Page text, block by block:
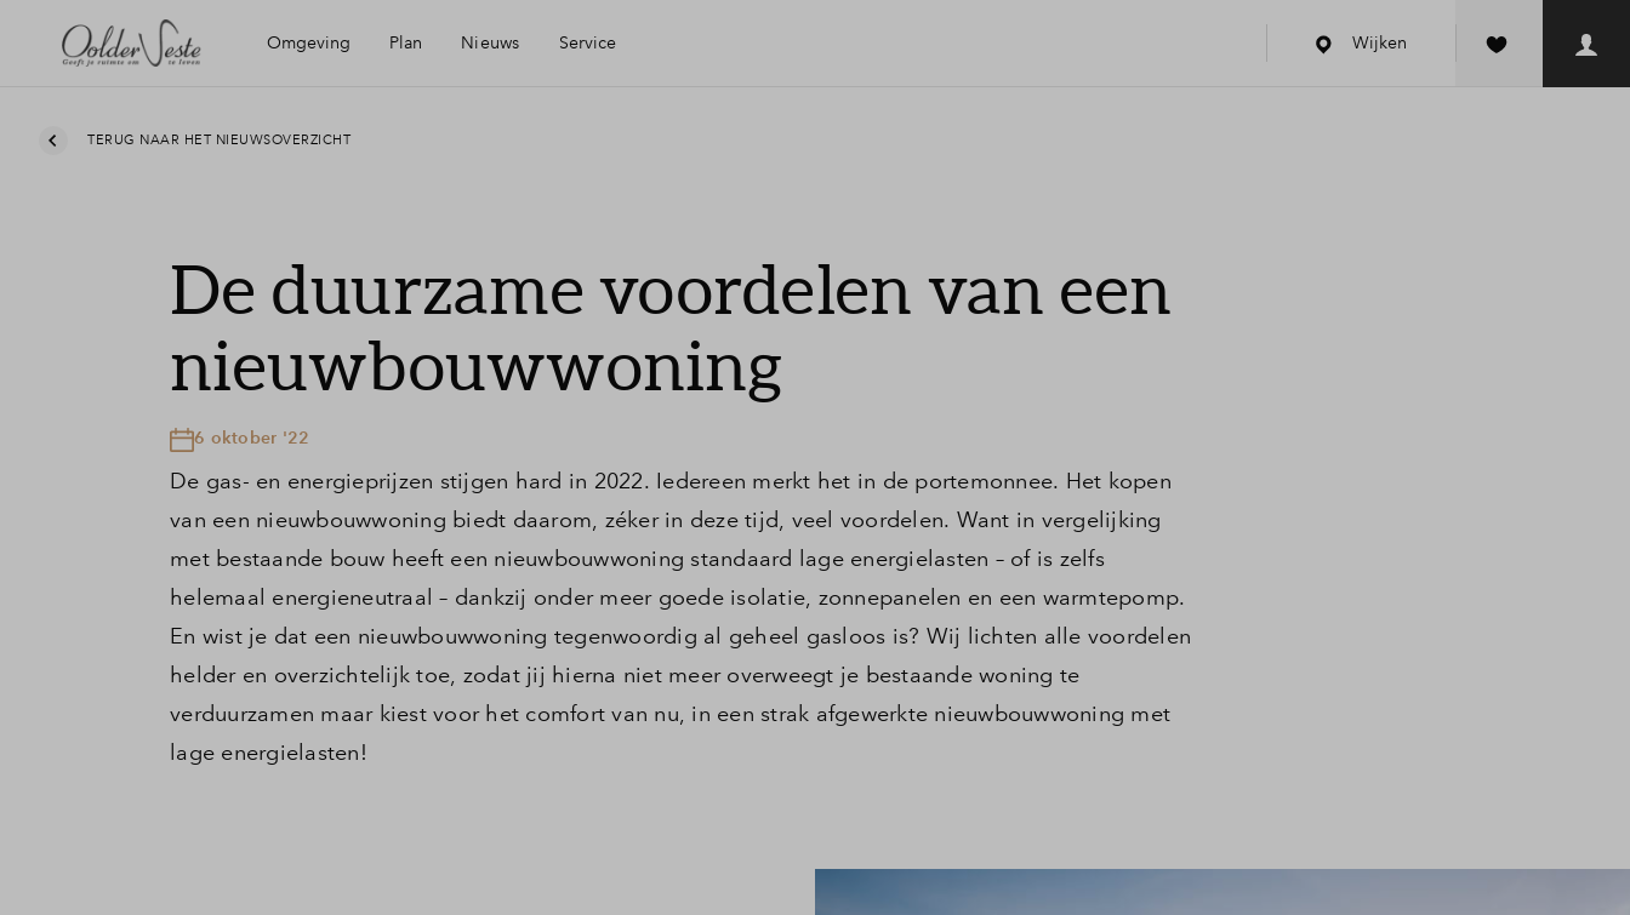
Omgeving
Ligging
Voorzieningen
Roermond
Recreatie
Plan
Wijken
Nieuws Service
Financiering
Toewijzing
Woning kopen
Veelgestelde vragen
Contact
Wijken
TERUG NAAR HET NIEUWSOVERZICHT
De duurzame voordelen van een
nieuwbouwwoning
6 oktober '22
De gas- en energieprijzen stijgen hard in 2022. Iedereen merkt het in de portemonnee. Het kopen
van een nieuwbouwwoning biedt daarom, zéker in deze tijd, veel voordelen. Want in vergelijking
met bestaande bouw heeft een nieuwbouwwoning standaard lage energielasten – of is zelfs
helemaal energieneutraal – dankzij onder meer goede isolatie, zonnepanelen en een warmtepomp.
En wist je dat een nieuwbouwwoning tegenwoordig al geheel gasloos is? Wij lichten alle voordelen
helder en overzichtelijk toe, zodat jij hierna niet meer overweegt je bestaande woning te
verduurzamen maar kiest voor het comfort van nu, in een strak afgewerkte nieuwbouwwoning met
lage energielasten!